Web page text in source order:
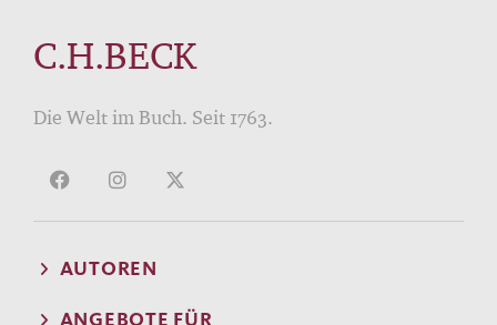
C.H.BECK
Die Welt im Buch. Seit 1763.
AUTOREN
ANGEBOTE FÜR